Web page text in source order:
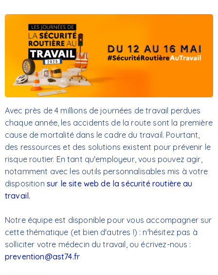
Avec près de 4 millions de journées de travail perdues
chaque année, les accidents de la route sont la première
cause de mortalité dans le cadre du travail. Pourtant,
des ressources et des solutions existent pour prévenir le
risque routier. En tant qu'employeur, vous pouvez agir,
notamment avec les outils personnalisables mis à votre
disposition sur le site web de la sécurité routière au
travail.
Notre équipe est disponible pour vous accompagner sur
cette thématique (et bien d'autres !) : n'hésitez pas à
solliciter votre médecin du travail, ou écrivez-nous :
prevention@ast74.fr